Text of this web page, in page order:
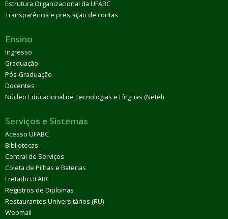
Estrutura Organizacional da UFABC
Transparência e prestação de contas
Ensino
Ingresso
Graduação
Pós-Graduação
Docentes
Núcleo Educacional de Tecnologias e Línguas (Netel)
Serviços e Sistemas
Acesso UFABC
Bibliotecas
Central de Serviços
Coleta de Pilhas e Baterias
Fretado UFABC
Registros de Diplomas
Restaurantes Universitários (RU)
Webmail